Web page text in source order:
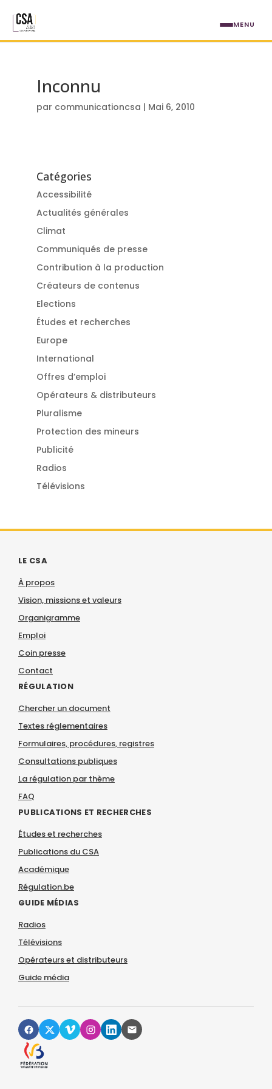
Inconnu
par communicationcsa | Mai 6, 2010
Catégories
Accessibilité
Actualités générales
Climat
Communiqués de presse
Contribution à la production
Créateurs de contenus
Elections
Études et recherches
Europe
International
Offres d’emploi
Opérateurs & distributeurs
Pluralisme
Protection des mineurs
Publicité
Radios
Télévisions
LE CSA
À propos
Vision, missions et valeurs
Organigramme
Emploi
Coin presse
Contact
RÉGULATION
Chercher un document
Textes réglementaires
Formulaires, procédures, registres
Consultations publiques
La régulation par thème
FAQ
PUBLICATIONS ET RECHERCHES
Études et recherches
Publications du CSA
Académique
Régulation.be
GUIDE MÉDIAS
Radios
Télévisions
Opérateurs et distributeurs
Guide média
MENU